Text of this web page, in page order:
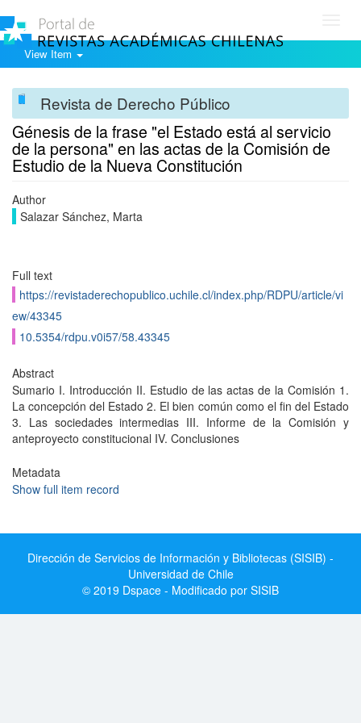
View Item
Revista de Derecho Público
Génesis de la frase "el Estado está al servicio
de la persona" en las actas de la Comisión de
Estudio de la Nueva Constitución
Author
Salazar Sánchez, Marta
Full text
https://revistaderechopublico.uchile.cl/index.php/RDPU/article/vi
ew/43345
10.5354/rdpu.v0i57/58.43345
Abstract
Sumario I. Introducción II. Estudio de las actas de la Comisión 1.
La concepción del Estado 2. El bien común como el fin del Estado
3. Las sociedades intermedias III. Informe de la Comisión y
anteproyecto constitucional IV. Conclusiones
Metadata
Show full item record
Dirección de Servicios de Información y Bibliotecas (SISIB) -
Universidad de Chile
© 2019 Dspace - Modificado por SISIB